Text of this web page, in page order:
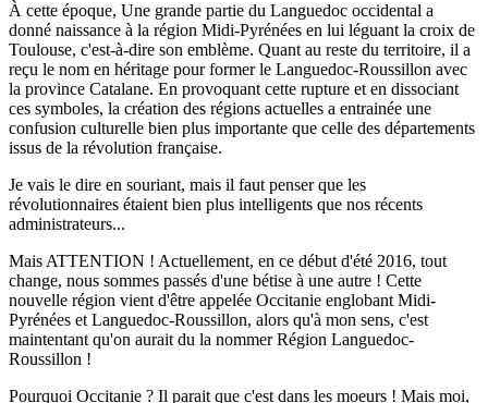
À cette époque, Une grande partie du Languedoc occidental a
donné naissance à la région Midi-Pyrénées en lui léguant la croix de
Toulouse, c'est-à-dire son emblème. Quant au reste du territoire, il a
reçu le nom en héritage pour former le Languedoc-Roussillon avec
la province Catalane. En provoquant cette rupture et en dissociant
ces symboles, la création des régions actuelles a entrainée une
confusion culturelle bien plus importante que celle des départements
issus de la révolution française.
Je vais le dire en souriant, mais il faut penser que les
révolutionnaires étaient bien plus intelligents que nos récents
administrateurs...
Mais ATTENTION ! Actuellement, en ce début d'été 2016, tout
change, nous sommes passés d'une bétise à une autre ! Cette
nouvelle région vient d'être appelée Occitanie englobant Midi-
Pyrénées et Languedoc-Roussillon, alors qu'à mon sens, c'est
maintentant qu'on aurait du la nommer Région Languedoc-
Roussillon !
Pourquoi Occitanie ? Il parait que c'est dans les moeurs ! Mais moi,